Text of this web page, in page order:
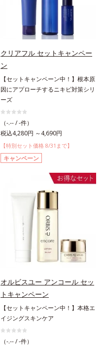
クリアフル セットキャンペー
ン
【セットキャンペーン中！】根本原
因にアプローチするニキビ対策シリ
ーズ
（-.-- / -件）
税込4,280円 ～4,690円
【特別セット価格 8/31まで】
キャンペーン
オルビスユー アンコール セッ
トキャンペーン
【セットキャンペーン中！】本格エ
イジングスキンケア
（-.-- / -件）